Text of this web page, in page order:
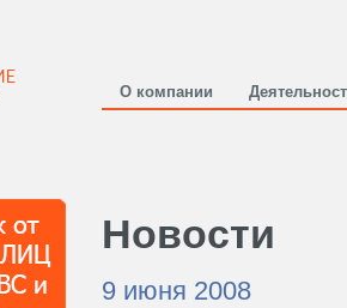
О компании
Новости
9 июня 2008